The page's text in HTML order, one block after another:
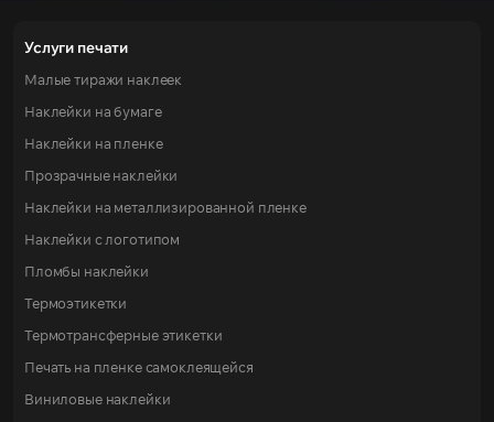
Услуги печати
Малые тиражи наклеек
Наклейки на бумаге
Наклейки на пленке
Прозрачные наклейки
Наклейки на металлизированной пленке
Наклейки с логотипом
Пломбы наклейки
Термоэтикетки
Термотрансферные этикетки
Печать на пленке самоклеящейся
Виниловые наклейки